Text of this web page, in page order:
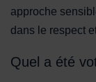
approche
dans le respect
Quel a été